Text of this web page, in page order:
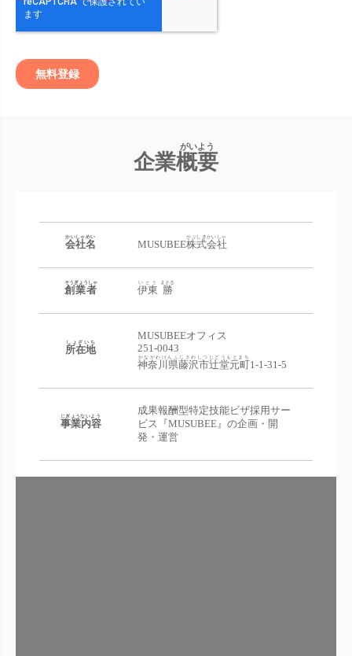
企業概要
会社名
かいしゃめい
MUSUBEE株式会社
かぶしきかいしゃ
創業者
そうぎょうしゃ
伊東
いとう
勝
まさる
所在地
しょざいち
MUSUBEEオフィス
251-0043
神奈川県藤沢市辻堂元町
かながわけんふじさわしつじどうもとまち
1-1-31-5
事業内容
じぎょうないよう
成果報酬型特定技能ビザ採用サー
ビス『MUSUBEE』の企画・開
発・運営